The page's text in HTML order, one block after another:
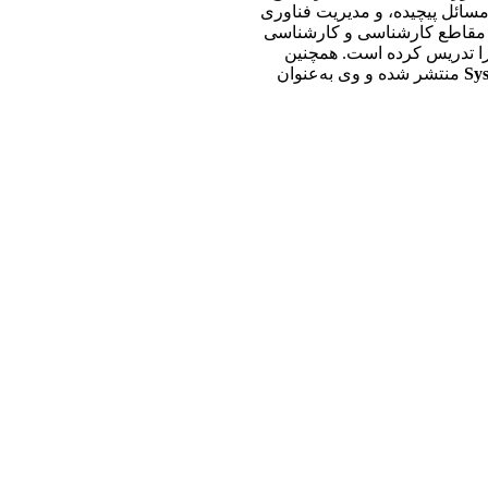
پیچیده، و مدیریت فناوری
مقاطع کارشناسی و کارشناسی
تدریس کرده است. همچنین
منتشر شده و وی به‌عنوان